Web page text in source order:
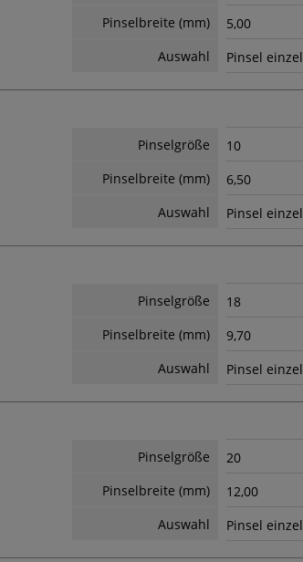
Pinselbreite (mm)
5,00
Auswahl
Pinsel
Pinselgröße
10
Pinselbreite (mm)
6,50
Auswahl
Pinsel
Pinselgröße
18
Pinselbreite (mm)
9,70
Auswahl
Pinsel
Pinselgröße
20
Pinselbreite (mm)
12,00
Auswahl
Pinsel